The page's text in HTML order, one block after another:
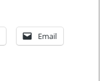
Email